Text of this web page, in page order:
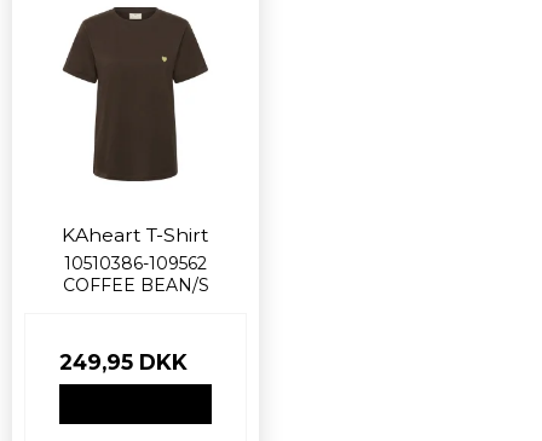
KAheart T-Shirt
10510386-109562
COFFEE BEAN/S
249,95 DKK